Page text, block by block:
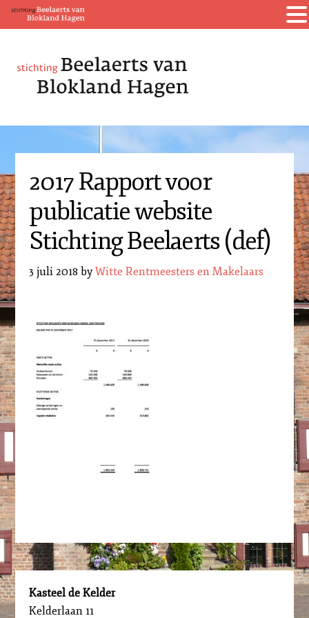
2017 Rapport voor
publicatie website
Stichting Beelaerts (def)
3 juli 2018 byWitte Rentmeesters en Makelaars
Kasteel de Kelder
Kelderlaan 11